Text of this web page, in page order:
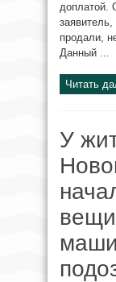
доплатой.
продали,
Данный ...
Читать
У